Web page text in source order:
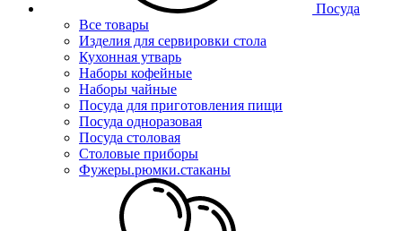
Посуда
Все товары
Изделия для сервировки стола
Кухонная утварь
Наборы кофейные
Наборы чайные
Посуда для приготовления пищи
Посуда одноразовая
Посуда столовая
Столовые приборы
Фужеры.рюмки.стаканы